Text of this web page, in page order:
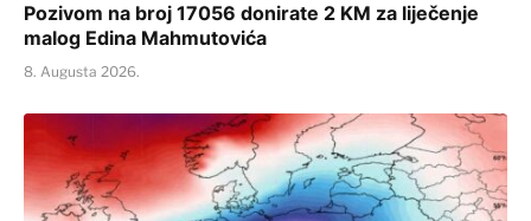
Pozivom na broj 17056 donirate 2 KM za liječenje
malog Edina Mahmutovića
8. Augusta 2026.